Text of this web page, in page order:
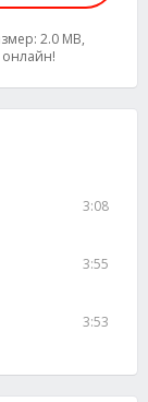
2.0 MB,
онлайн!
3:08
3:55
3:53